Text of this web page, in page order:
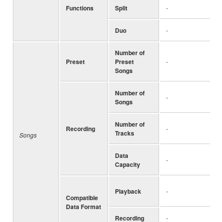
Functions Split -
Duo -
Songs
Preset
Number of
Preset
Songs
-
Recording
Number of
Songs
-
Number of
Tracks
-
Data
Capacity
-
Compatible
Data Format
Playback -
Recording -